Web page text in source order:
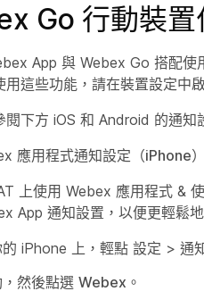
Go 行動裝置
App 與 Webex Go 搭配使
用這些功能，請在裝置設定中
閱下方 iOS 和 Android 的通知
應用程式通知設定（iPhone）
上使用 Webex 應用程式 &
App 通知設置，以便更輕鬆
iPhone 上，輕點 設定 > 通
然後點選 Webex 。